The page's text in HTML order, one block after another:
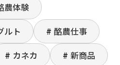
農体験
ルト
酪農仕事
カネカ
新商品